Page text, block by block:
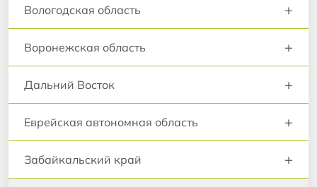
Вологодская область +
Воронежская область +
Дальний Восток +
Еврейская автономная область +
Забайкальский край +